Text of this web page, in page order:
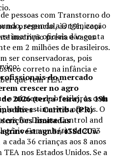
pessoas com Transtorno do
segundo a Organização
oficiais dão conta
em 2 milhões de brasileiros.
ser conservadoras, pois
correto na infância e
que tem TEA.
o número de brasileiros com
das estimativas oficiais. O
for Disease Control and
Comunitário de 2023
cada 36 crianças aos 8 anos
nos Estados Unidos. Se a
presencial, às 19h, com
inscrição prévia e vagas
do mercado
crescer no agro
2026 (terça-feira), às 19h
— Curitiba (PR)
limitadas
43SdCUw